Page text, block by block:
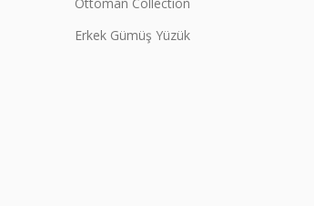
Erkek Gümüş Yüzük